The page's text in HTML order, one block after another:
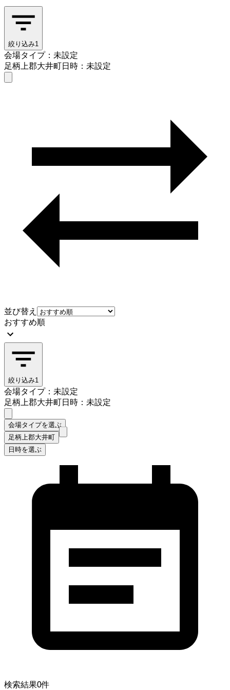
絞り込み1
会場タイプ：未設定
足柄上郡大井町日時：未設定
並び替え
おすすめ順
絞り込み1
会場タイプ：未設定
足柄上郡大井町日時：未設定
会場タイプを選ぶ
足柄上郡大井町
日時を選ぶ
検索結果0件